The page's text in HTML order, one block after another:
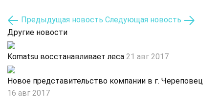
Предыдущая новость Следующая новость
Другие новости
Komatsu восстанавливает леса 21 авг 2017
Новое представительство компании в г. Череповец
16 авг 2017